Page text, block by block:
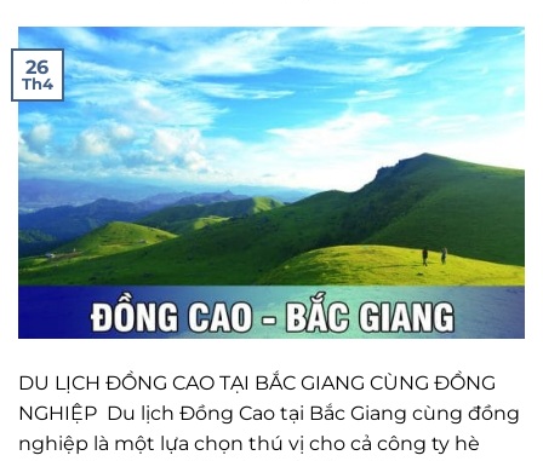
26
Th4
DU LỊCH ĐỒNG CAO TẠI BẮC GIANG CÙNG ĐỒNG
NGHIỆP Du lịch Đồng Cao tại Bắc Giang cùng đồng
nghiệp là một lựa chọn thú vị cho cả công ty hè